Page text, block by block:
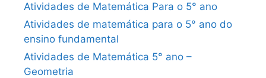
Atividades de Matemática Para o 5° ano
Atividades de matemática para o 5° ano do
ensino fundamental
Atividades de Matemática 5° ano –
Geometria